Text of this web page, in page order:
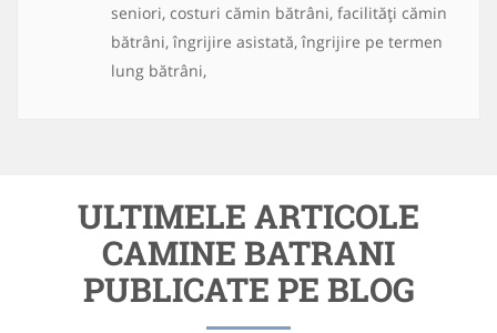
seniori, costuri cămin bătrâni, facilități cămin
bătrâni, îngrijire asistată, îngrijire pe termen
lung bătrâni,
ULTIMELE ARTICOLE
CAMINE BATRANI
PUBLICATE PE BLOG